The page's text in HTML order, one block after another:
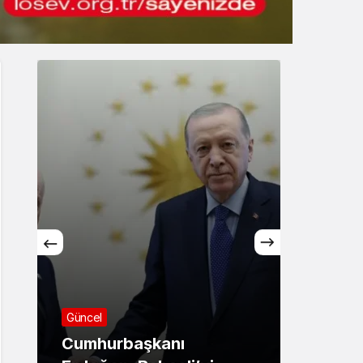
Gece Modu
Sistem Modu
Sistem modunu seçin.
Asayiş
71 ilde dev narkotik